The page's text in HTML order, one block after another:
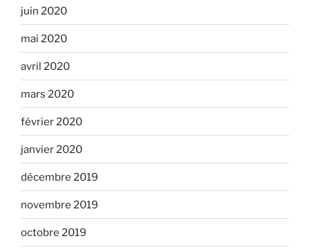
juin 2020
mai 2020
avril 2020
mars 2020
février 2020
janvier 2020
décembre 2019
novembre 2019
octobre 2019